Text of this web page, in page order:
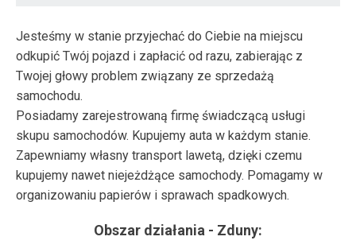
Jesteśmy w stanie przyjechać do Ciebie na miejscu
odkupić Twój pojazd i zapłacić od razu, zabierając z
Twojej głowy problem związany ze sprzedażą
samochodu.
Posiadamy zarejestrowaną firmę świadczącą usługi
skupu samochodów. Kupujemy auta w każdym stanie.
Zapewniamy własny transport lawetą, dzięki czemu
kupujemy nawet niejeżdżące samochody. Pomagamy w
organizowaniu papierów i sprawach spadkowych.
Obszar działania - Zduny: